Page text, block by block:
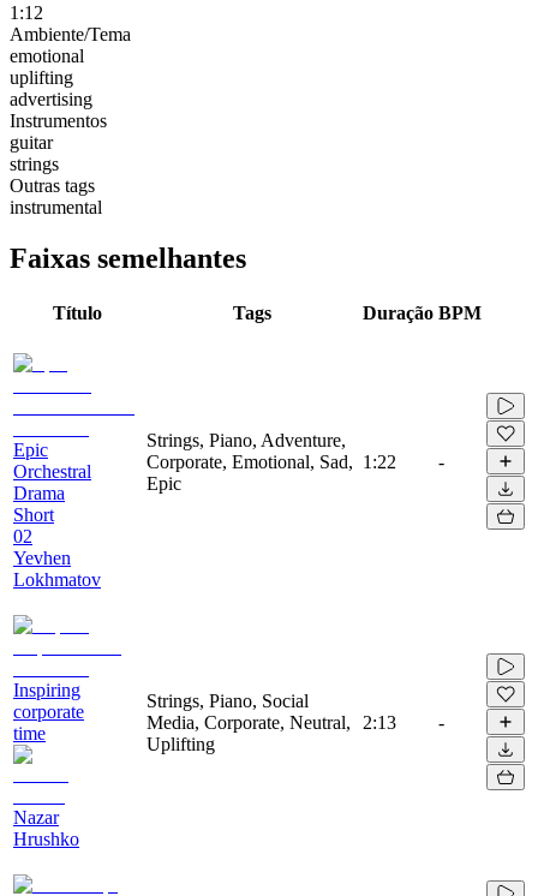
1:12
Ambiente/Tema
emotional
uplifting
advertising
Instrumentos
guitar
strings
Outras tags
instrumental
Faixas semelhantes
Título Tags Duração BPM
Epic
Orchestral
Drama
Short
02
Yevhen
Lokhmatov
Strings, Piano, Adventure,
Corporate, Emotional, Sad,
Epic
1:22 -
Inspiring
corporate
time
Nazar
Hrushko
Strings, Piano, Social
Media, Corporate, Neutral,
Uplifting
2:13 -